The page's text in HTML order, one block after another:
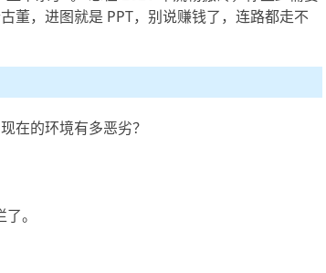
董，进图就是 PPT，别说赚钱了，连路都走不
在的环境有多恶劣？
。